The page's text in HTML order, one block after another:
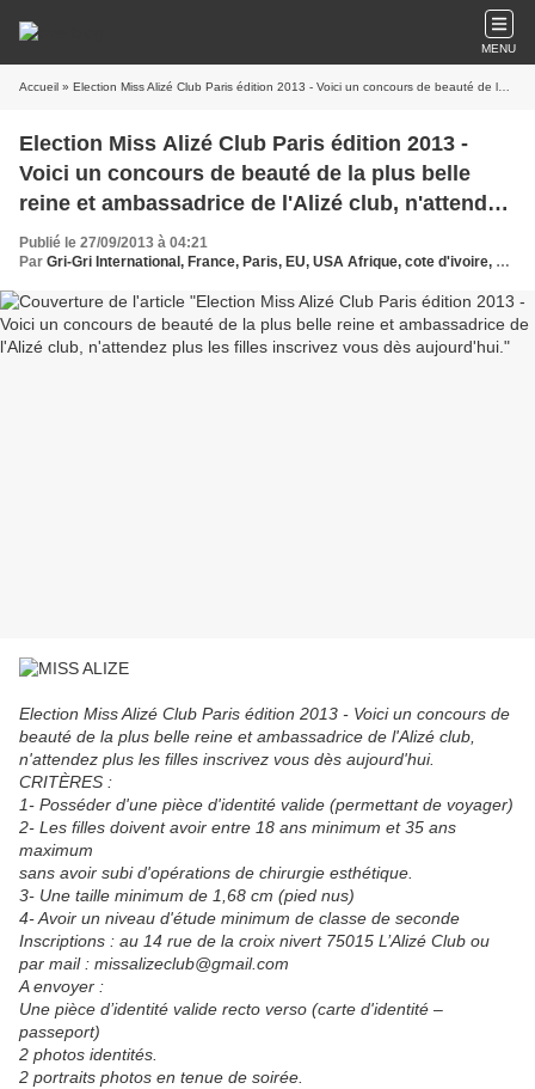
MENU
Accueil » Election Miss Alizé Club Paris édition 2013 - Voici un concours de beauté de la plus belle reine et ambassadrice de l'Alizé club, n'attendez plus les filles inscrivez vous dès aujourd'hui.
Election Miss Alizé Club Paris édition 2013 -
Voici un concours de beauté de la plus belle
reine et ambassadrice de l'Alizé club, n'attendez
plus les filles inscrivez vous dès aujourd'hui.
Publié le 27/09/2013 à 04:21
Par Gri-Gri International, France, Paris, EU, USA Afrique, cote d'ivoire, Yapobi, Guy Guy Lamour, Ma solange
Election Miss Alizé Club Paris édition 2013 - Voici un concours de
beauté de la plus belle reine et ambassadrice de l'Alizé club,
n'attendez plus les filles inscrivez vous dès aujourd'hui.
CRITÈRES :
1- Posséder d'une pièce d'identité valide (permettant de voyager)
2- Les filles doivent avoir entre 18 ans minimum et 35 ans
maximum
sans avoir subi d'opérations de chirurgie esthétique.
3- Une taille minimum de 1,68 cm (pied nus)
4- Avoir un niveau d'étude minimum de classe de seconde
Inscriptions : au 14 rue de la croix nivert 75015 L’Alizé Club ou
par mail : missalizeclub@gmail.com
A envoyer :
Une pièce d’identité valide recto verso (carte d'identité –
passeport)
2 photos identités.
2 portraits photos en tenue de soirée.